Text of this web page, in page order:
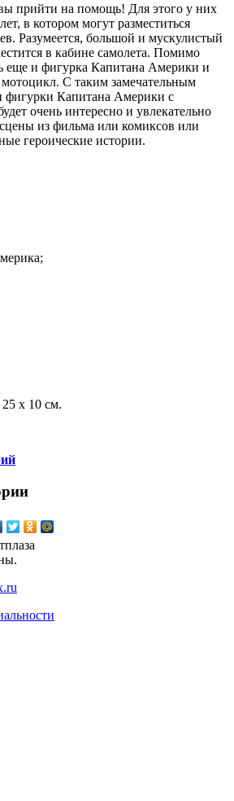
прийти на помощь! Для этого у них
в котором могут разместиться
Разумеется, большой и мускулистый
в кабине самолета. Помимо
еще и фигурка Капитана Америки и
С таким замечательным
фигурки Капитана Америки с
очень интересно и увлекательно
из фильма или комиксов или
героические истории.
x 10 см.